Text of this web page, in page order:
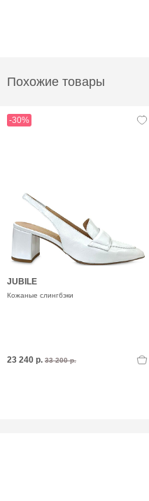
Похожие товары
-30%
JUBILE
Кожаные слингбэки
23 240 р. 33 200 р.